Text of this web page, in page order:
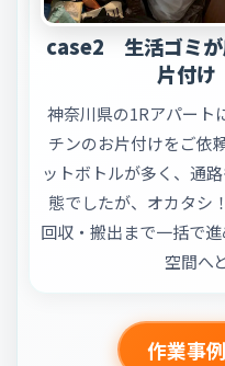
case2 生活ゴミが
片付け
神奈川県の1Rアパート
チンのお片付けをご依
ットボトルが多く、通
態でしたが、オカタシ
回収・搬出まで一括で
空間へ
作業事